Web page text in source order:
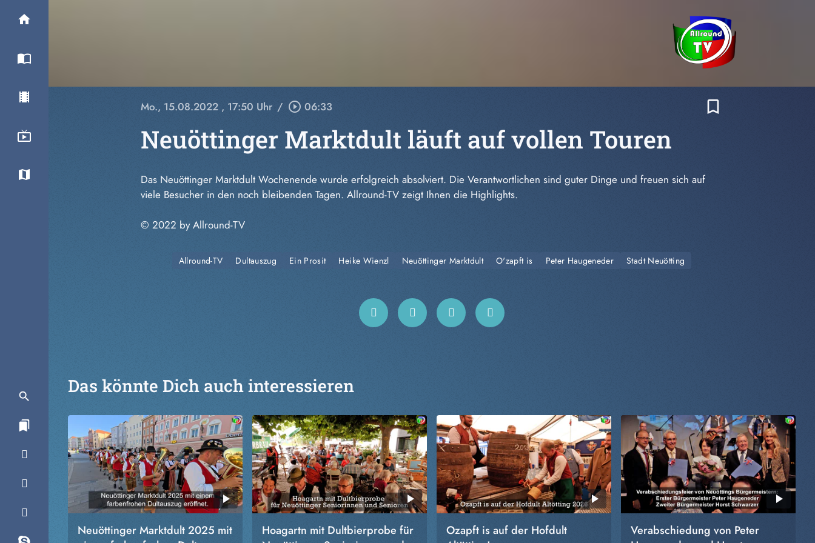
Mo., 15.08.2022 , 17:50 Uhr / play_circle_outline 06:33 bookmark_border
Neuöttinger Marktdult läuft auf vollen Touren
Das Neuöttinger Marktdult Wochenende wurde erfolgreich absolviert. Die Verantwortlichen sind guter Dinge und freuen sich auf
viele Besucher in den noch bleibenden Tagen. Allround-TV zeigt Ihnen die Highlights.
© 2022 by Allround-TV
Allround-TV Dultauszug Ein Prosit Heike Wienzl Neuöttinger Marktdult O'zapft is Peter Haugeneder Stadt Neuötting
Das könnte Dich auch interessieren
Neuöttinger Marktdult 2025 mit
Hoagartn mit Dultbierprobe für
Ozapft is auf der Hofdult
Verabschiedung von Peter